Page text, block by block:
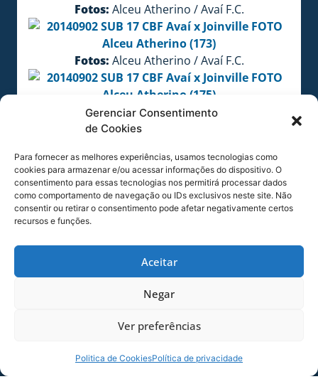
Gerenciar Consentimento
de Cookies
Para fornecer as melhores experiências, usamos tecnologias como
cookies para armazenar e/ou acessar informações do dispositivo. O
consentimento para essas tecnologias nos permitirá processar dados
como comportamento de navegação ou IDs exclusivos neste site. Não
consentir ou retirar o consentimento pode afetar negativamente certos
recursos e funções.
Aceitar
Negar
Ver preferências
Politica de CookiesPolítica de privacidade
Fotos: Alceu Atherino / Avaí F.C.
Fotos: Alceu Atherino / Avaí F.C.
Fotos:Alceu Atherino / Avaí F.C.
Fotos:Alceu Atherino / Avaí F.C.
COMPARTILHE ESSA NOTÍCIA
MAIS NOTÍCIAS